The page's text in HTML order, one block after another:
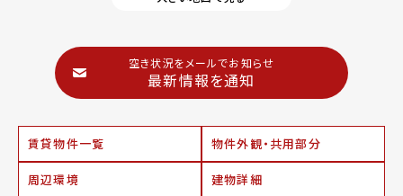
空き状況をメールでお知らせ
最新情報を通知
賃貸物件一覧 物件外観・共用部分
周辺環境 建物詳細